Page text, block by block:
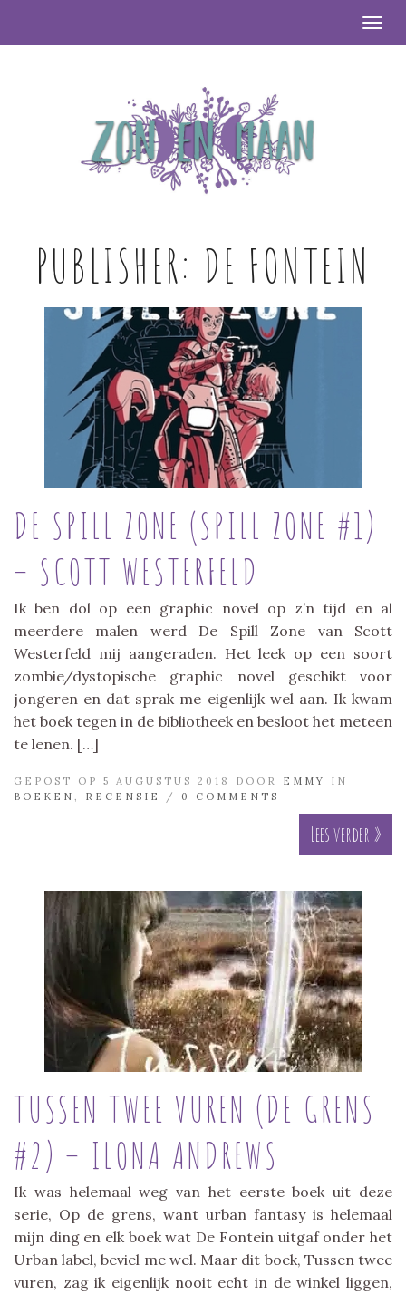
PUBLISHER: DE FONTEIN
DE SPILL ZONE (SPILL ZONE #1)
– SCOTT WESTERFELD
Ik ben dol op een graphic novel op z’n tijd en al
meerdere malen werd De Spill Zone van Scott
Westerfeld mij aangeraden. Het leek op een soort
zombie/dystopische graphic novel geschikt voor
jongeren en dat sprak me eigenlijk wel aan. Ik kwam
het boek tegen in de bibliotheek en besloot het meteen
te lenen. […]
GEPOST OP 5 AUGUSTUS 2018 DOOR EMMY
IN
BOEKEN
RECENSIE / 0 COMMENTS
Lees verder »
TUSSEN TWEE VUREN (DE GRENS
#2) – ILONA ANDREWS
Ik was helemaal weg van het eerste boek uit deze
serie, Op de grens, want urban fantasy is helemaal
mijn ding en elk boek wat De Fontein uitgaf onder het
Urban label, beviel me wel. Maar dit boek, Tussen twee
vuren, zag ik eigenlijk nooit echt in de winkel liggen,